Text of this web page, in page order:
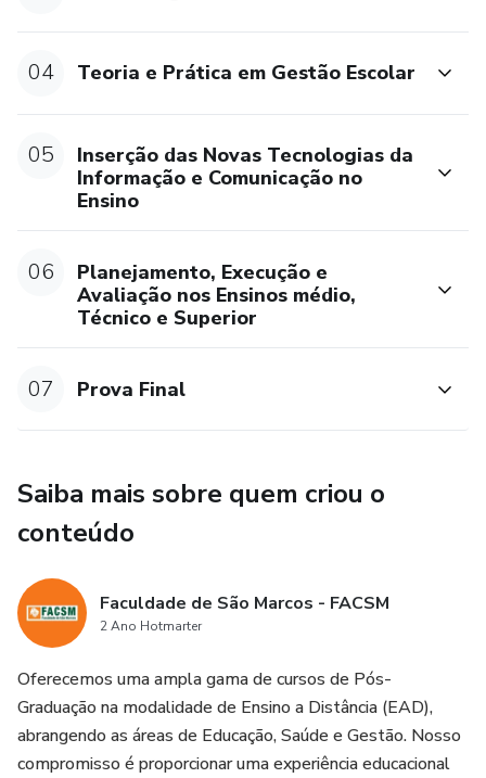
não fará jus ao certificado de conclusão do curso de pós-
graduação lato sensu, mas sim de curso de extensão com a
aluno responsabiliza-se integralmente pela autenticidade
dos documentos apresentados, sendo passível de sanções
e penalidades caso apresente documentação inconsistente
Para receber o certificado de pós-graduação lato sensu, é
imprescindível que o estudante atenda a todas as
dos módulos, assim como na prova final. Conforme
seja, sua realização é uma opção a critério do aluno.
A Faculdade de São Marcos (FACSM) adere estritamente
às Diretrizes do Ministério da Educação (MEC), sendo
devidamente credenciada para oferecer cursos tanto
presenciais quanto a distância (EAD).
O Credenciamento da Faculdade de São Marcos
04 Teoria e Prática em Gestão Escolar
05
Inserção das Novas Tecnologias da
Informação e Comunicação no
Ensino
06
Planejamento, Execução e
Avaliação nos Ensinos médio,
Técnico e Superior
07 Prova Final
Saiba mais sobre quem criou o
conteúdo
Faculdade de São Marcos - FACSM
2 Ano Hotmarter
Oferecemos uma ampla gama de cursos de Pós-
Graduação na modalidade de Ensino a Distância (EAD),
abrangendo as áreas de Educação, Saúde e Gestão. Nosso
compromisso é proporcionar uma experiência educacional